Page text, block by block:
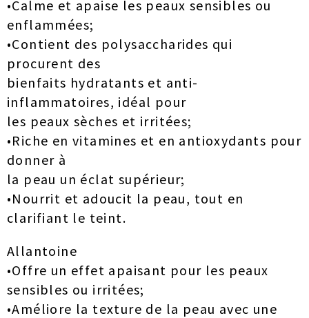
•Calme et apaise les peaux sensibles ou
enflammées;
•Contient des polysaccharides qui
procurent des
bienfaits hydratants et anti-
inflammatoires, idéal pour
les peaux sèches et irritées;
•Riche en vitamines et en antioxydants pour
donner à
la peau un éclat supérieur;
•Nourrit et adoucit la peau, tout en
clarifiant le teint.
Allantoine
•Offre un effet apaisant pour les peaux
sensibles ou irritées;
•Améliore la texture de la peau avec une